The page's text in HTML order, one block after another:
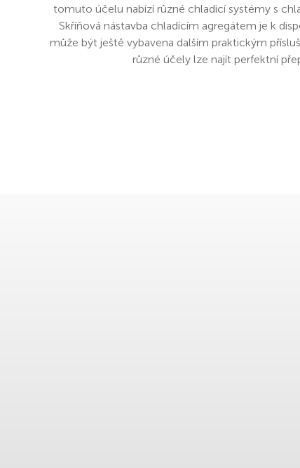
tomuto účelu nabízí různé chladicí systémy s
Skříňová nástavba chladícím agregátem je k
může být ještě vybavena dalším praktickým
různé účely lze najít perfektní